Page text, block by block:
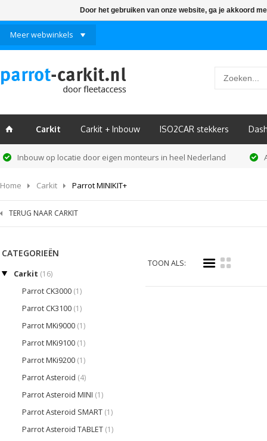
Meer webwinkels
ï Carkit Carkit + Inbouw ISO2CAR stekkers
Inbouw op locatie door eigen monteurs in heel Nederland
Home Carkit Parrot MINIKIT+
TERUG NAAR CARKIT
CATEGORIEËN
Carkit (16)
Parrot CK3000 (1)
Parrot CK3100 (1)
Parrot MKi9000 (1)
Parrot MKi9100 (1)
Parrot MKi9200 (1)
Parrot Asteroid (4)
Parrot Asteroid MINI (1)
Parrot Asteroid SMART (1)
Parrot Asteroid TABLET (1)
TOON ALS: i k
Door het gebruiken van onze website, ga je akkoord